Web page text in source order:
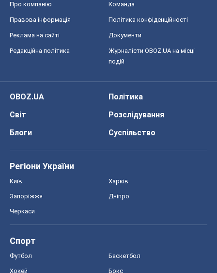
Про компанію Команда
Правова інформація Політика конфіденційності
Реклама на сайті Документи
Редакційна політика
Журналісти OBOZ.UA на місці
подій
OBOZ.UA
Політика
Світ
Розслідування
Блоги
Суспільство
Регіони України
Київ Харків
Запоріжжя Дніпро
Черкаси
Спорт
Футбол Баскетбол
Хокей Бокс